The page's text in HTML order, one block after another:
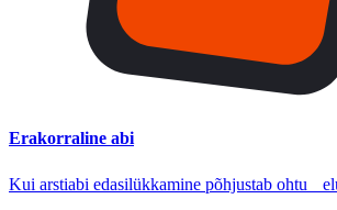
Erakorraline abi
Kui arstiabi edasilükkamine põhjustab ohtu